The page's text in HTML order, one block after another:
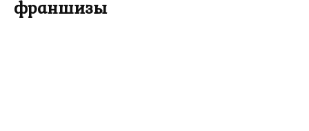
франшизы